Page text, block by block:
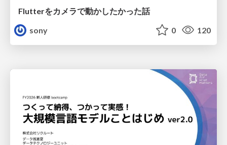
Flutterをカメラで動かしたかった話
sony
0 120